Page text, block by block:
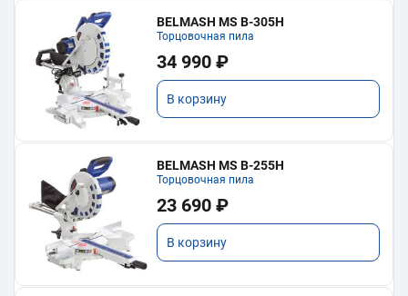
BELMASH MS B-305H
Торцовочная пила
34 990 ₽
В корзину
BELMASH MS B-255H
Торцовочная пила
23 690 ₽
В корзину